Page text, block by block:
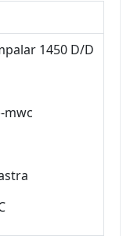
1450 D/D
mwc